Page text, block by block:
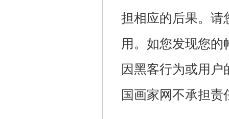
担相应的后果。请
用。如您发现您
因黑客行为或用
国画家网不承担责